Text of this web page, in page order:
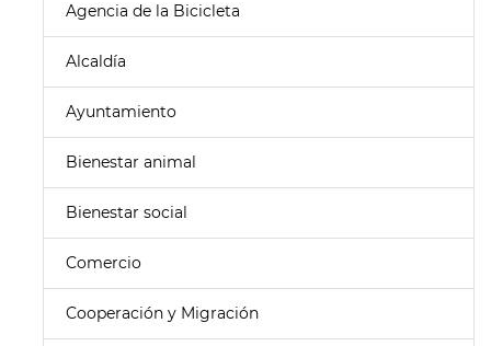
Agencia de la Bicicleta
Alcaldía
Ayuntamiento
Bienestar animal
Bienestar social
Comercio
Cooperación y Migración